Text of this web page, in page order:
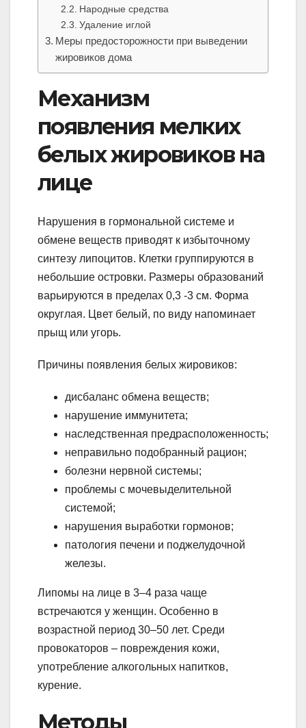
Народные средства
Удаление иглой
Меры предосторожности при выведении
жировиков дома
Механизм
появления мелких
белых жировиков на
лице
Нарушения в гормональной системе и
обмене веществ приводят к избыточному
синтезу липоцитов. Клетки группируются в
небольшие островки. Размеры образований
варьируются в пределах 0,3 -3 см. Форма
округлая. Цвет белый, по виду напоминает
прыщ или угорь.
Причины появления белых жировиков:
дисбаланс обмена веществ;
нарушение иммунитета;
наследственная предрасположенность;
неправильно подобранный рацион;
болезни нервной системы;
проблемы с мочевыделительной
системой;
нарушения выработки гормонов;
патология печени и поджелудочной
железы.
Липомы на лице в 3–4 раза чаще
встречаются у женщин. Особенно в
возрастной период 30–50 лет. Среди
провокаторов – повреждения кожи,
употребление алкогольных напитков,
курение.
Методы